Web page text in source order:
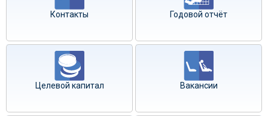
Контакты Годовой отчёт
Целевой капитал Вакансии